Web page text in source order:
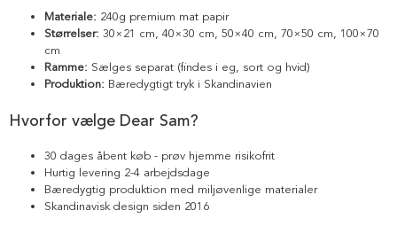
Materiale: 240g premium mat papir
Størrelser: 30×21 cm, 40×30 cm, 50×40 cm, 70×50 cm, 100×70
cm
Ramme: Sælges separat (findes i eg, sort og hvid)
Produktion: Bæredygtigt tryk i Skandinavien
Hvorfor vælge Dear Sam?
30 dages åbent køb - prøv hjemme risikofrit
Hurtig levering 2-4 arbejdsdage
Bæredygtig produktion med miljøvenlige materialer
Skandinavisk design siden 2016